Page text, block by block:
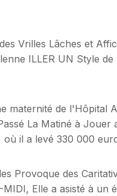
Vrilles Lâches et
ILLER UN Style de
maternité de l'Hôpital
La Matiné à Jouer
il a levé 330 000
Provoque des
Elle a asisté à un